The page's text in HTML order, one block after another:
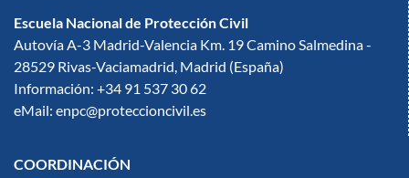
Escuela Nacional de Protección Civil
Autovía A-3 Madrid-Valencia Km. 19 Camino Salmedina -
28529 Rivas-Vaciamadrid, Madrid (España)
Información: +34 91 537 30 62
eMail: enpc@proteccioncivil.es
COORDINACIÓN